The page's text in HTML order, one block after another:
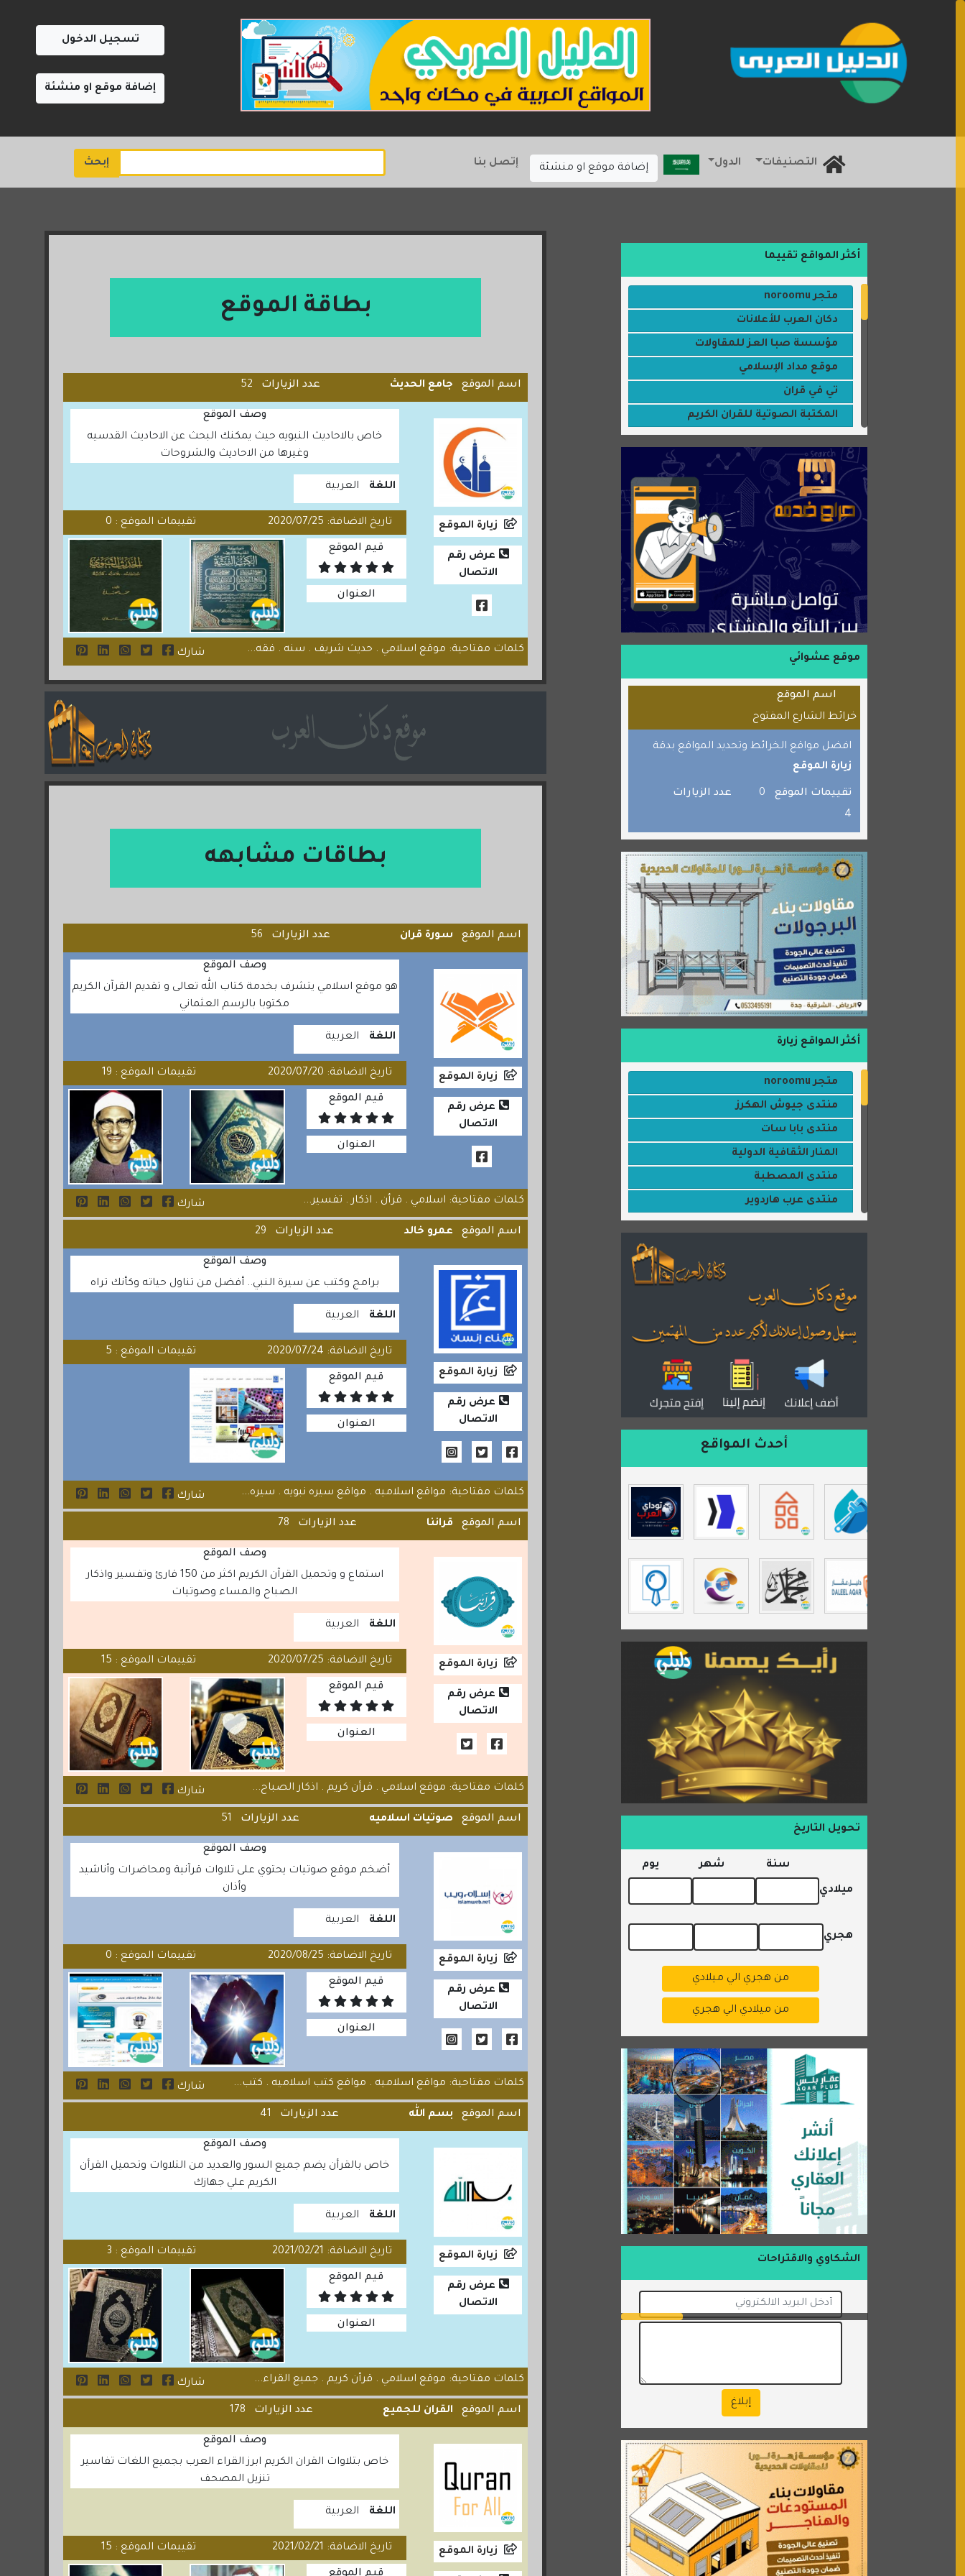
تسجيل الدخول
إضافة موقع او منشئة
إبحث التصنيفات الدول إضافة موقع او منشئة إتصل بنا
بطاقة الموقع
اسم الموقع جامع الحديث عدد الزيارات 52
زيارة الموقع
عرض رقم
الاتصال
وصف الموقع
خاص بالاحاديث النبويه حيث يمكنك البحث عن الاحاديث القدسيه
وغيرها من الاحاديث والشروحات
اللغة العربية
تاريخ الاضافة: 2020/07/25 تقييمات الموقع : 0
قيم الموقع
العنوان
كلمات مفتاحية: موقع اسلامي . حديث شريف . سنه . فقه... شارك
بطاقات مشابهه
اسم الموقع سورة قران عدد الزيارات 56
زيارة الموقع
عرض رقم
الاتصال
وصف الموقع
هو موقع اسلامي يتشرف بخدمة كتاب الله تعالى و تقديم القرآن الكريم
مكتوبا بالرسم العثماني
اللغة العربية
تاريخ الاضافة: 2020/07/20 تقييمات الموقع : 19
قيم الموقع
العنوان
كلمات مفتاحية: اسلامي . قرأن . اذكار . تفسير... شارك
اسم الموقع عمرو خالد عدد الزيارات 29
زيارة الموقع
عرض رقم
الاتصال
وصف الموقع
برامج وكتب عن سيرة النبي.. أفضل من تناول حياته وكأنك تراه
اللغة العربية
تاريخ الاضافة: 2020/07/24 تقييمات الموقع : 5
قيم الموقع
العنوان
كلمات مفتاحية: مواقع اسلاميه . مواقع سيره نبويه . سيره... شارك
اسم الموقع قراننا عدد الزيارات 78
زيارة الموقع
عرض رقم
الاتصال
وصف الموقع
استماع و وتحميل القرآن الكريم اكثر من 150 قارئ وتفسير واذكار
الصباح والمساء وصوتيات
اللغة العربية
تاريخ الاضافة: 2020/07/25 تقييمات الموقع : 15
قيم الموقع
العنوان
كلمات مفتاحية: موقع اسلامي . قرأن كريم . اذكار الصباح... شارك
اسم الموقع صوتيات اسلاميه عدد الزيارات 51
زيارة الموقع
عرض رقم
الاتصال
وصف الموقع
أضخم موقع صوتيات يحتوي على تلاوات قرآنية ومحاضرات وأناشيد
وأذان
اللغة العربية
تاريخ الاضافة: 2020/08/25 تقييمات الموقع : 0
قيم الموقع
العنوان
كلمات مفتاحية: مواقع اسلاميه . مواقع كتب اسلاميه . كتب... شارك
اسم الموقع بسم الله عدد الزيارات 41
زيارة الموقع
عرض رقم
الاتصال
وصف الموقع
خاص بالقرأن يضم جميع السور والعديد من التلاوات وتحميل القرأن
الكريم علي جهازك
اللغة العربية
تاريخ الاضافة: 2021/02/21 تقييمات الموقع : 3
قيم الموقع
العنوان
كلمات مفتاحية: موقع اسلامي . قرأن كريم . جميع القراء... شارك
اسم الموقع القران للجميع عدد الزيارات 178
زيارة الموقع
وصف الموقع
خاص بتلاوات القران الكريم ابرز القراء العرب بجميع اللغات تفاسير
تنزيل المصحف
اللغة العربية
تاريخ الاضافة: 2021/02/21 تقييمات الموقع : 15
قيم الموقع
أكثر المواقع تقييما
متجر noroomu
دكان العرب للأعلانات
مؤسسة صبا العز للمقاولات
موقع مداد الإسلامي
تي في قران
المكتبة الصوتية للقران الكريم
موقع سيارات عربية
عالم كوكي
سورة قران
شركة إعمار الرياض للخدمات المنزلية
شبكة رأيي
موسوعة نور الرحمن
منتدى جيوش الهكرز
بلو باص
موقع حراج خدمة
الطبي
قراننا
السبيل
القران للجميع
برامج كمبيوتر
جائزة دبي الدولية للقران الكريم
الألسن لخدمات الترجمة المعتمدة
موقع عشوائي
اسم الموقع
خرائط الشارع المفتوح
افضل مواقع الخرائط وتحديد المواقع بدقة
زيارة الموقع
تقييمات الموقع 0
عدد الزيارات
4
أكثر المواقع زيارة
متجر noroomu
منتدى جيوش الهكرز
منتدى بابا سات
المنار الثقافية الدولية
منتدى المصطبة
منتدى عرب هاردوير
القران للجميع
منتدى همسات روائية
المكتبة الصوتية للقران الكريم
دكان العرب للأعلانات
منتدى عدلات
السعدون لصناعة السجاد
isecur1ty
موقع حراج خدمة
تي في قران
موسوعة نور الرحمن
مندى غرام
مردة سوفت
السبيل
أحدث المواقع
تحويل التاريخ
سنة شهر يوم
ميلادي
هجري
من هجري الي ميلادي
من ميلادي الي هجري
الشكاوي والاقتراحات
إبلاغ